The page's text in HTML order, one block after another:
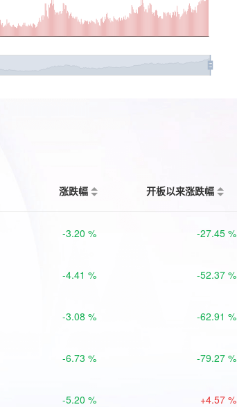
涨跌幅 开板以来涨跌幅
-3.20 % -27.45 %
-4.41 % -52.37 %
-3.08 % -62.91 %
-6.73 % -79.27 %
-5.20 % +4.57 %